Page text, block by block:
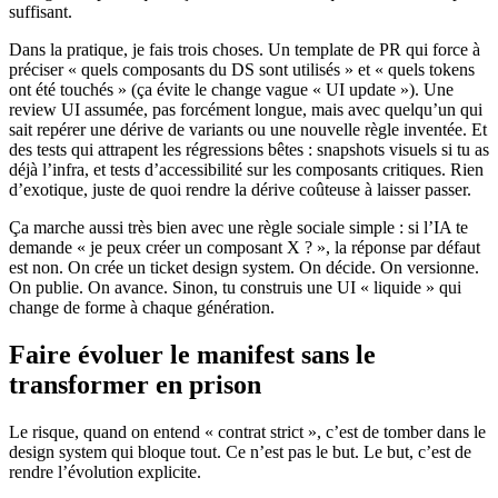
suffisant.
Dans la pratique, je fais trois choses. Un template de PR qui force à
préciser « quels composants du DS sont utilisés » et « quels tokens
ont été touchés » (ça évite le change vague « UI update »). Une
review UI assumée, pas forcément longue, mais avec quelqu’un qui
sait repérer une dérive de variants ou une nouvelle règle inventée. Et
des tests qui attrapent les régressions bêtes : snapshots visuels si tu as
déjà l’infra, et tests d’accessibilité sur les composants critiques. Rien
d’exotique, juste de quoi rendre la dérive coûteuse à laisser passer.
Ça marche aussi très bien avec une règle sociale simple : si l’IA te
demande « je peux créer un composant X ? », la réponse par défaut
est non. On crée un ticket design system. On décide. On versionne.
On publie. On avance. Sinon, tu construis une UI « liquide » qui
change de forme à chaque génération.
Faire évoluer le manifest sans le
transformer en prison
Le risque, quand on entend « contrat strict », c’est de tomber dans le
design system qui bloque tout. Ce n’est pas le but. Le but, c’est de
rendre l’évolution explicite.